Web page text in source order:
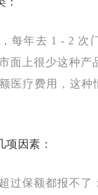
每年去 1 - 2 次
面上很少这种产
医疗费用，这
因素：
过保额都报不了；